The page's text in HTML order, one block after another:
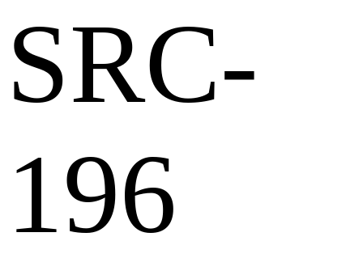
SRC-
196